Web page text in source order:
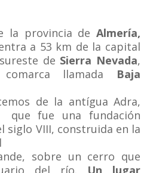
la provincia de Almería,
a 53 km de la capital
de Sierra Nevada,
llamada Baja
de la antígua Adra,
fue una fundación
siglo VIII, construida en la
sobre un cerro que
del río. Un lugar